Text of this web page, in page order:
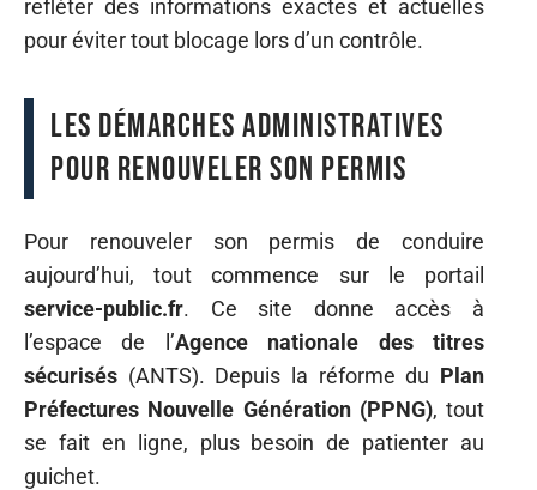
refléter des informations exactes et actuelles
pour éviter tout blocage lors d’un contrôle.
Les démarches administratives
pour renouveler son permis
Pour renouveler son permis de conduire
aujourd’hui, tout commence sur le portail
service-public.fr. Ce site donne accès à
l’espace de l’Agence nationale des titres
sécurisés (ANTS). Depuis la réforme du Plan
Préfectures Nouvelle Génération (PPNG), tout
se fait en ligne, plus besoin de patienter au
guichet.